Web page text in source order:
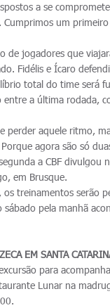
a se
um
de jogadores que
Fidélis e Ícaro
total do time será
a última rodada,
perder aquele ritmo,
agora são só
a CBF
em Brusque.
os treinamentos serão
pela manhã
EM SANTA
para
Lunar na